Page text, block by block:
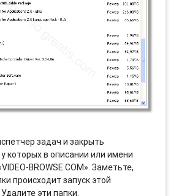
задач и закрыть
которых в описании или имени
BROWSE.COM». Заметьте,
происходит запуск этой
эти папки.